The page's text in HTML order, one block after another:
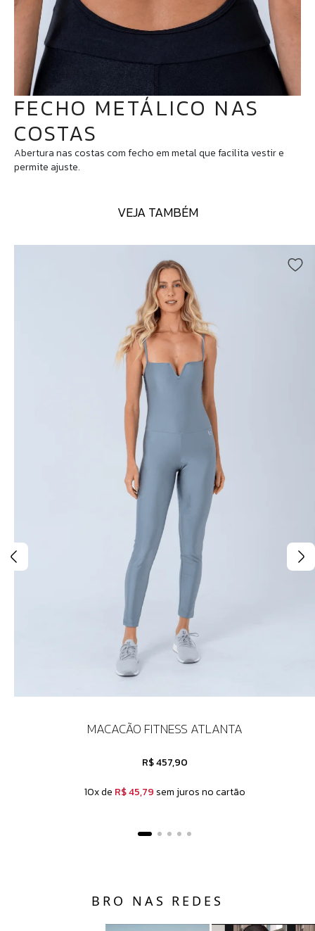
FECHO METÁLICO NAS
COSTAS
Abertura nas costas com fecho em metal que facilita vestir e
permite ajuste.
VEJA TAMBÉM
MACACÃO FITNESS ATLANTA
R$ 457,90
10x de R$ 45,79 sem juros no cartão
BRO NAS REDES